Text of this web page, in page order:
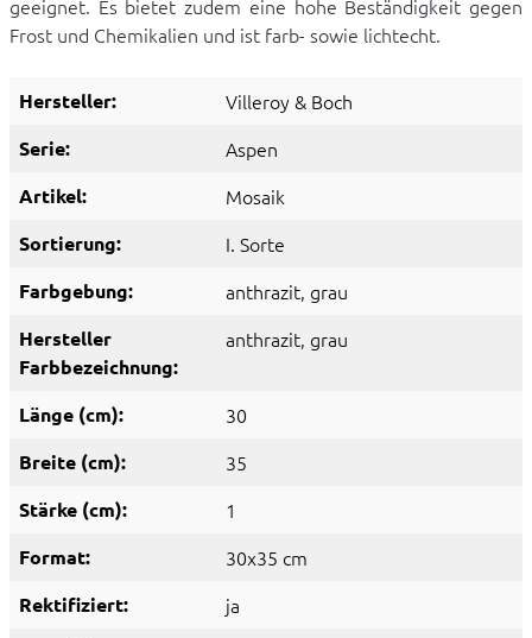
geeignet. Es bietet zudem eine hohe Beständigkeit gegen
Frost und Chemikalien und ist farb- sowie lichtecht.
Hersteller: Villeroy & Boch
Serie: Aspen
Artikel: Mosaik
Sortierung: I. Sorte
Farbgebung: anthrazit, grau
Hersteller
Farbbezeichnung:
anthrazit, grau
Länge (cm): 30
Breite (cm): 35
Stärke (cm): 1
Format: 30x35 cm
Rektifiziert: ja